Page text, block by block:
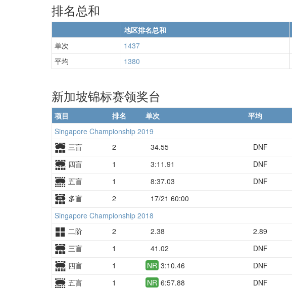
排名总和
地区排名总和
单次
1437
平均
1380
新加坡锦标赛领奖台
项目 排名 单次 平均
Singapore Championship 2019
三盲
2 34.55 DNF
四盲 1 3:11.91 DNF
五盲 1 8:37.03 DNF
多盲 2 17/21 60:00
Singapore Championship 2018
二阶
2 2.38 2.89
三盲 1 41.02 DNF
四盲 1 NR 3:10.46 DNF
五盲 1 NR 6:57.88 DNF